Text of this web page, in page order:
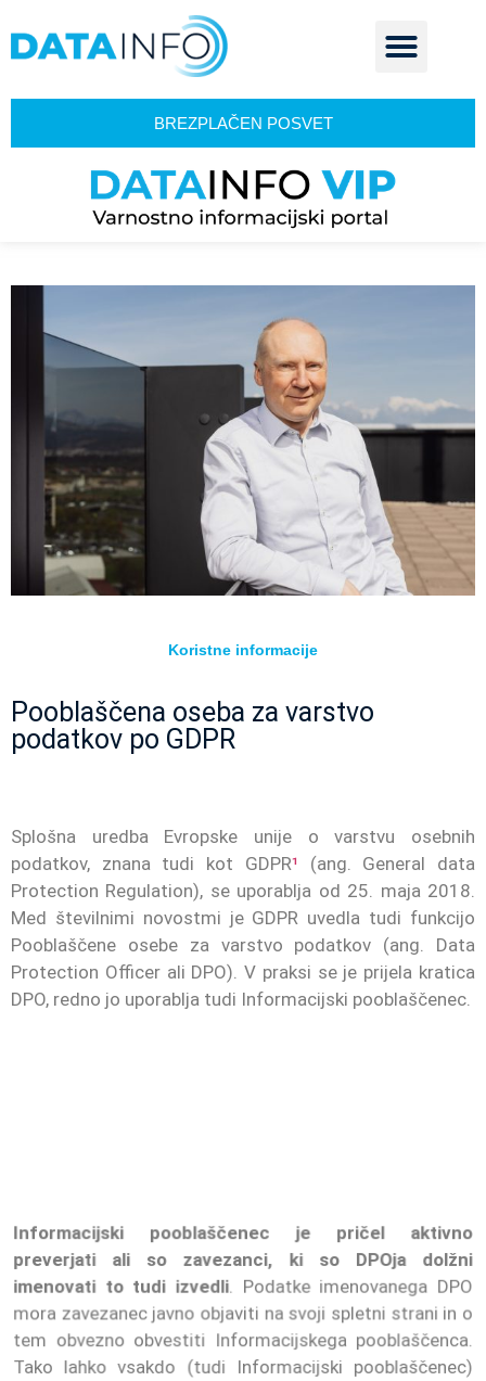
BREZPLAČEN POSVET
Koristne informacije
Pooblaščena oseba za varstvo
podatkov po GDPR
Splošna uredba Evropske unije o varstvu osebnih
podatkov, znana tudi kot GDPR¹ (ang. General data
Protection Regulation), se uporablja od 25. maja 2018.
Med številnimi novostmi je GDPR uvedla tudi funkcijo
Pooblaščene osebe za varstvo podatkov (ang. Data
Protection Officer ali DPO). V praksi se je prijela kratica
DPO, redno jo uporablja tudi Informacijski pooblaščenec.
Informacijski pooblaščenec je pričel aktivno
preverjati ali so zavezanci, ki so DPOja dolžni
imenovati to tudi izvedli . Podatke imenovanega DPO
mora zavezanec javno objaviti na svoji spletni strani in o
tem obvezno obvestiti Informacijskega pooblaščenca.
Tako lahko vsakdo (tudi Informacijski pooblaščenec)